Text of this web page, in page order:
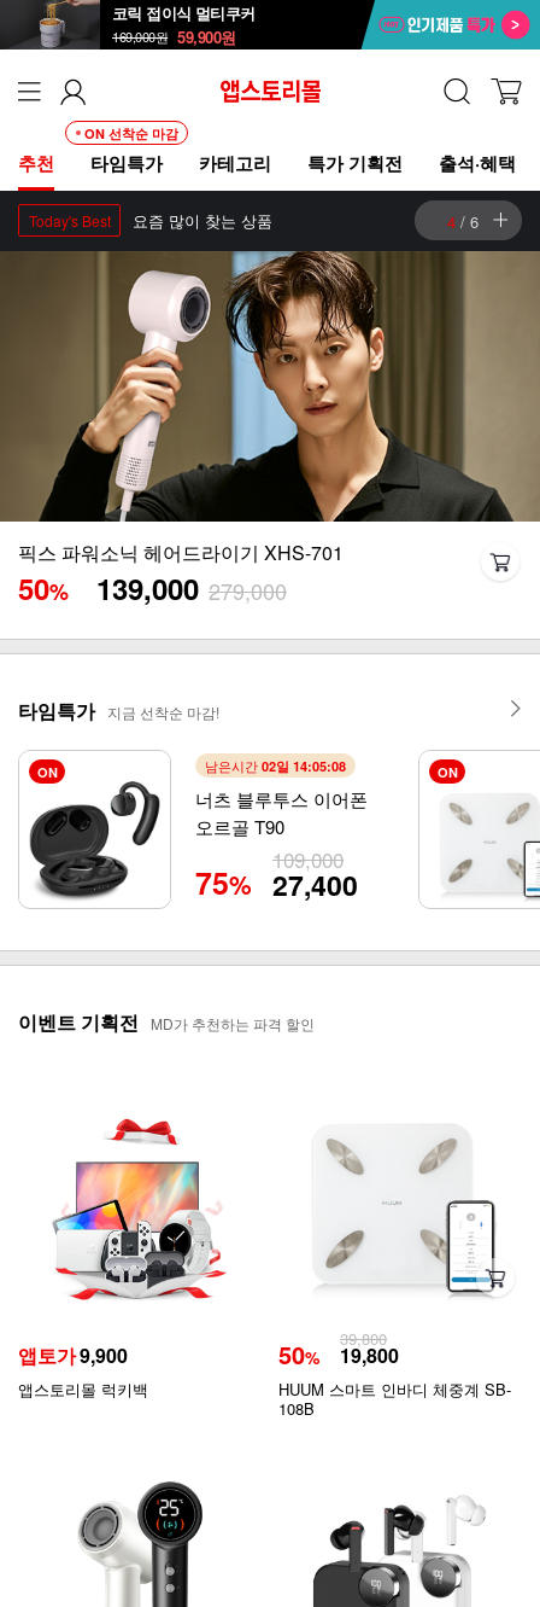
코릭 접이식 멀티쿠커
169,000원 59,900원
추천
ON 선착순 마감
타임특가 카테고리 특가 기획전 출석·혜택
Today's Best 요즘 많이 찾는 상품 5 / 6
픽스 팟 X4 블루투스 이어폰 XWS-303
63% 39,800 109,000
타임특가 지금 선착순 마감!
ON 남은시간 02일 14:05:05
너츠 블루투스 이어폰
오르골 T90
75%
109,000
27,400
ON
이벤트 기획전 MD가 추천하는 파격 할인
앱토가9,900
앱스토리몰 럭키백
50%
39,800
19,800
HUUM 스마트 인바디 체중계 SB-
108B